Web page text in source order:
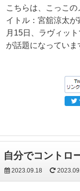
こちらは、こっこ
イトル：宮舘涼太
月15日、ラヴィッ
が話題になってい
自分でコントロ
2023.09.18